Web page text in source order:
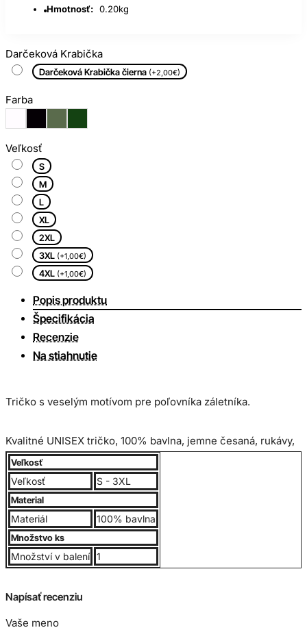
Hmotnosť: 0.20kg
Darčeková Krabička
Darčeková Krabička čierna (+2,00€)
Farba
Veľkosť
S
M
L
XL
2XL
3XL (+1,00€)
4XL (+1,00€)
Popis produktu
Špecifikácia
Recenzie
Na stiahnutie
Tričko s veselým motívom pre poľovníka záletníka.
Kvalitné UNISEX tričko, 100% bavlna, jemne česaná, rukávy,
lem okolo krku obsahuje elastan. Gramáž 190g/m2.
Bavlnený materiál zabezpečuje príjemné nosenie. Trup
trička je po stranách bez švov, vďaka čomu je zabezpečená
jeho tvarová stálosť. Výborný pomer kvality a ceny.
Veľkostná tabuľka:
Veľkosť
Veľkosť S - 3XL
Material
Materiál 100% bavlna
Množstvo ks
Množství v balení 1
Napísať recenziu
Vaše meno